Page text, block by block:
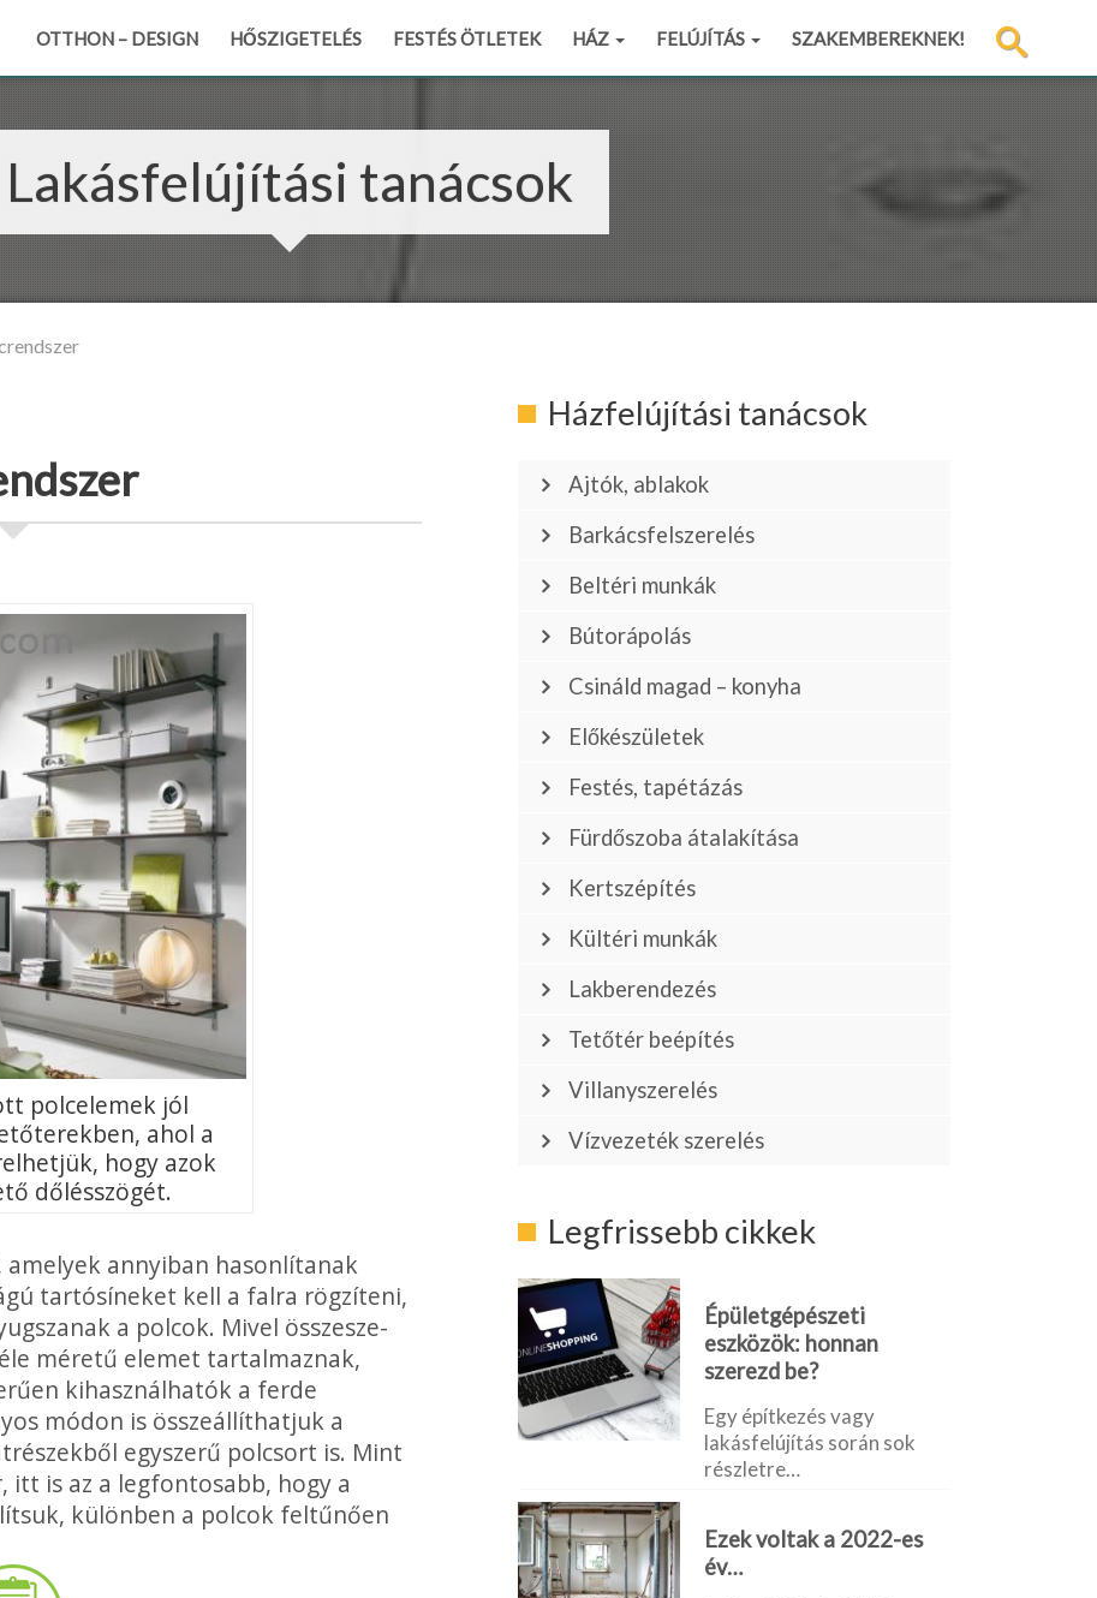
OTTHON – DESIGN HŐSZIGETELÉS FESTÉS ÖTLETEK HÁZ FELÚJÍTÁS SZAKEMBEREKNEK!
Lakásfelújítási tanácsok
polc­elemek jól
ahol a
hogy azok
dőlésszögét.
annyiban hasonlítanak
tartósíneket kell a falra rögzíteni,
a polcok. Mivel összesze­
méretű elemet tartalmaznak,
kihasználhatók a ferde
módon is összeállíthatjuk a
egy­szerű polcsort is. Mint
itt is az a leg­fontosabb, hogy a
különben a polcok feltűnően
Házfelújítási tanácsok
Ajtók, ablakok
Barkácsfelszerelés
Beltéri munkák
Bútorápolás
Csináld magad – konyha
Előkészületek
Festés, tapétázás
Fürdőszoba átalakítása
Kertszépítés
Kültéri munkák
Lakberendezés
Tetőtér beépítés
Villanyszerelés
Vízvezeték szerelés
Legfrissebb cikkek
Épületgépészeti
eszközök: honnan
szerezd be?
Egy építkezés vagy
lakásfelújítás során sok
részletre…
Ezek voltak a 2022-es
év…